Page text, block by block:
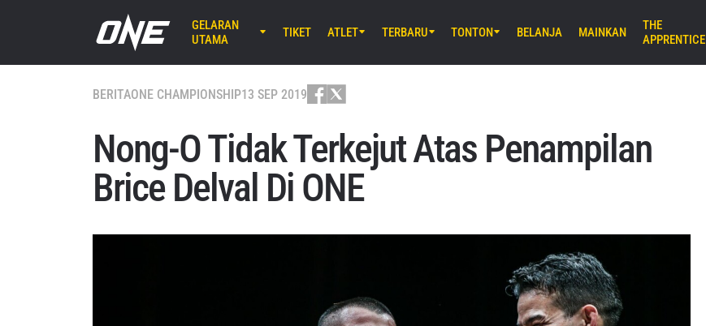
GELARAN
UTAMA
Lumpinee Stadium, Bangkok
ONE Friday Fights 165 & The Inner Circle
AGU 8 (SAB) 8:30 UTC
EBARA WAVE Arena Ota, Tokyo
ONE SAMURAI 2
TIKET ATLET TERBARU TONTON BELANJA MAINKAN
THE
APPRENTICE
BERITAONE CHAMPIONSHIP13 SEP 2019
Nong-O Tidak Terkejut Atas Penampilan
Brice Delval Di ONE